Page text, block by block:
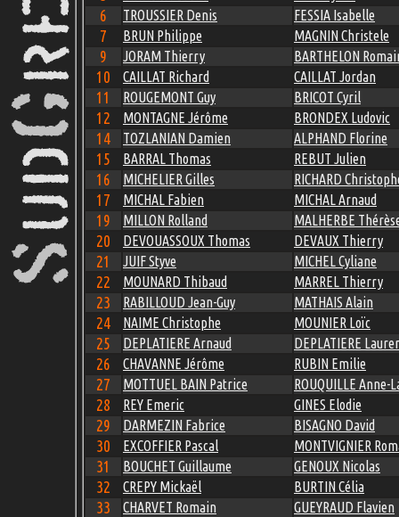
6 TROUSSIER Denis FESSIA Isabelle
7 BRUN Philippe MAGNIN Christele
9 JORAM Thierry BARTHELON
10 CAILLAT Richard CAILLAT Jordan
11 ROUGEMONT Guy BRICOT Cyril
12 MONTAGNE Jérôme BRONDEX Ludovic
14 TOZLANIAN Damien ALPHAND Florine
15 BARRAL Thomas REBUT Julien
16 MICHELIER Gilles RICHARD
17 MICHAL Fabien MICHAL Arnaud
19 MILLON Rolland MALHERBE
20 DEVOUASSOUX Thomas DEVAUX Thierry
21 JUIF Styve MICHEL Cyliane
22 MOUNARD Thibaud MARREL Thierry
23 RABILLOUD Jean-Guy MATHAIS Alain
24 NAIME Christophe MOUNIER Loïc
25 DEPLATIERE Arnaud DEPLATIERE
26 CHAVANNE Jérôme RUBIN Emilie
27 MOTTUEL BAIN Patrice ROUQUILLE Anne-
28 REY Emeric GINES Elodie
29 DARMEZIN Fabrice BISAGNO David
30 EXCOFFIER Pascal MONTVIGNIER
31 BOUCHET Guillaume GENOUX Nicolas
32 CREPY Mickaël BURTIN Célia
33 CHARVET Romain GUEYRAUD Flavien